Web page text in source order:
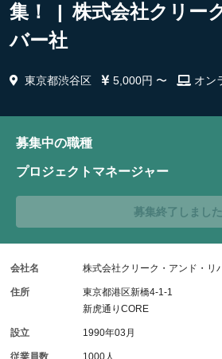
集！ | 株式会社クリー
バー社
東京都渋谷区 5,000円 〜 オン
募集中の職種
プロジェクトマネージャー
募集終了しました
会社名 株式会社クリーク・アンド・リ
住所
東京都港区新橋4-1-1
新虎通りCORE
設立 1990年03月